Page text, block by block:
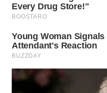
WN
INDRAMAYU
WN
KUNINGAN
WN